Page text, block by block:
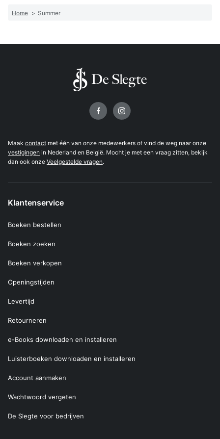
Home > Summer
Maak contact met één van onze medewerkers of vind de weg naar onze
vestigingen in Nederland en België. Mocht je met een vraag zitten, bekijk
dan ook onze Veelgestelde vragen.
Klantenservice
Boeken bestellen
Boeken zoeken
Boeken verkopen
Openingstijden
Levertijd
Retourneren
e-Books downloaden en installeren
Luisterboeken downloaden en installeren
Account aanmaken
Wachtwoord vergeten
De Slegte voor bedrijven